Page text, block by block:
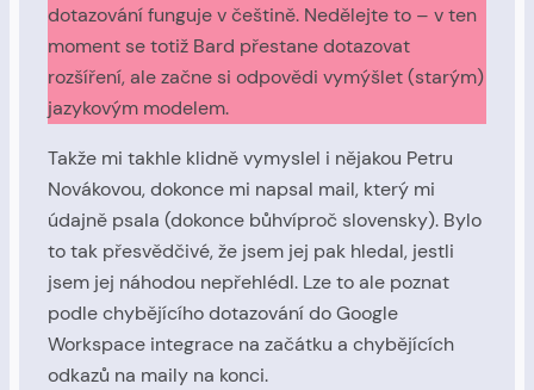
dotazování funguje v češtině. Nedělejte to – v ten
moment se totiž Bard přestane dotazovat
rozšíření, ale začne si odpovědi vymýšlet (starým)
jazykovým modelem.
Takže mi takhle klidně vymyslel i nějakou Petru
Novákovou, dokonce mi napsal mail, který mi
údajně psala (dokonce bůhvíproč slovensky). Bylo
to tak přesvědčivé, že jsem jej pak hledal, jestli
jsem jej náhodou nepřehlédl. Lze to ale poznat
podle chybějícího dotazování do Google
Workspace integrace na začátku a chybějících
odkazů na maily na konci.